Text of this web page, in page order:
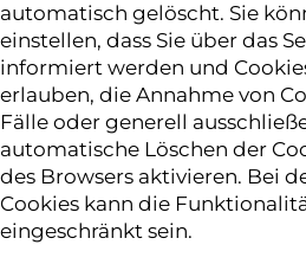
automatisch gelöscht. Sie
einstellen, dass Sie über das
informiert werden und
erlauben, die Annahme von
Fälle oder generell
automatische Löschen der
des Browsers aktivieren. Bei
Cookies kann die
eingeschränkt sein.